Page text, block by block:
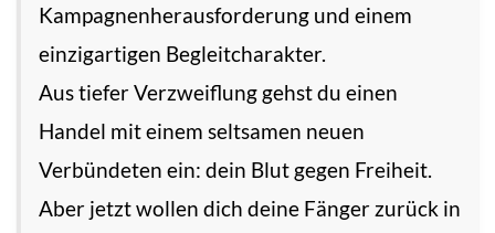
Kampagnenherausforderung und einem
einzigartigen Begleitcharakter.
Aus tiefer Verzweiflung gehst du einen
Handel mit einem seltsamen neuen
Verbündeten ein: dein Blut gegen Freiheit.
Aber jetzt wollen dich deine Fänger zurück in